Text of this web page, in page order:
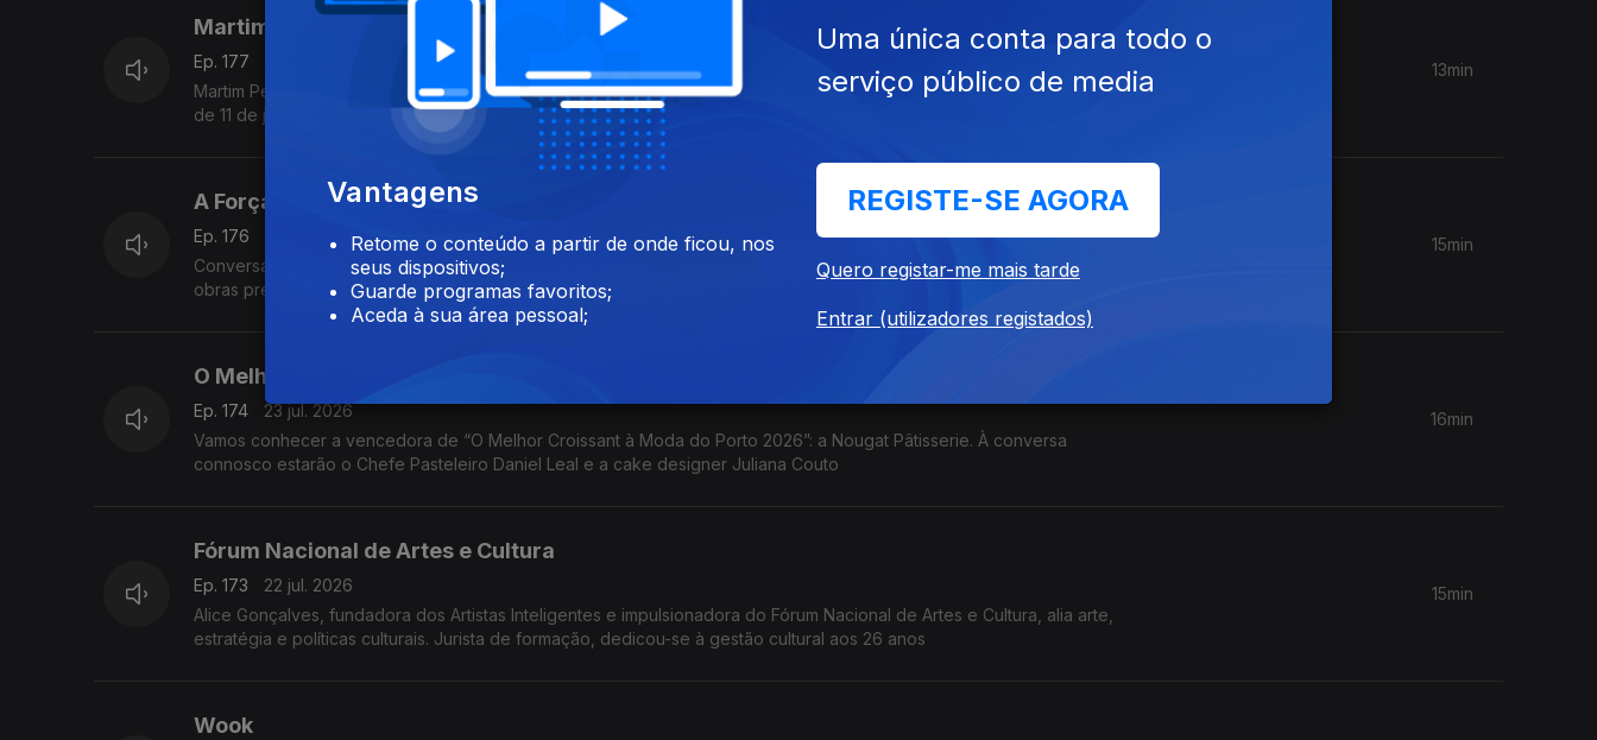
Martim Pestana
Ep. 177
Martim Pestana do marketing da CVRTejo para falar dos Vinhos do Tejo nas praias de Portugal com provas e brindes
de 11 de julho a 15 de agosto.
13min
A Força da Honra
Ep. 176
24 jul. 2026
Conversámos com Isabel Ricardo, escritora da Nazaré que publicou o primeiro livro aos 11 anos. Com dezenas de
obras premiadas e traduzidas, estreia-se agora no romance histórico com “A Força da Honra”
15min
O Melhor Croissant à Moda do Porto 2026
Ep. 174
23 jul. 2026
Vamos conhecer a vencedora de “O Melhor Croissant à Moda do Porto 2026”: a Nougat Pâtisserie. À conversa
connosco estarão o Chefe Pasteleiro Daniel Leal e a cake designer Juliana Couto
16min
Fórum Nacional de Artes e Cultura
Ep. 173
22 jul. 2026
Alice Gonçalves, fundadora dos Artistas Inteligentes e impulsionadora do Fórum Nacional de Artes e Cultura, alia arte,
estratégia e políticas culturais. Jurista de formação, dedicou-se à gestão cultural aos 26 anos
15min
Wook
Vantagens
Retome o conteúdo a partir de onde ficou, nos
seus dispositivos;
Guarde programas favoritos;
Aceda à sua área pessoal;
Uma única conta para todo o
serviço público de media
REGISTE-SE AGORA
Quero registar-me mais tarde
Entrar (utilizadores registados)